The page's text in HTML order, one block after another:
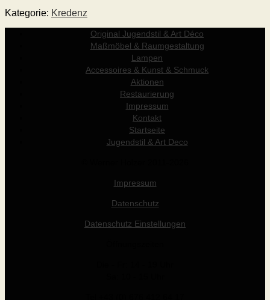
Kategorie: Kredenz
Original Jugendstil & Art Déco
Maßmöbel & Raumgestaltung
Lampen
Accessoires & Kunst & Schmuck
Aktionen
Restaurierung
Impressum
Kontakt
Startseite
Jugendstil & Art Deco
Impressum
Datenschutz
Datenschutz Einstellungen